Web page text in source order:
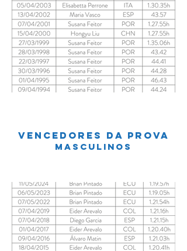
vencedores da prova
MASCULINOS